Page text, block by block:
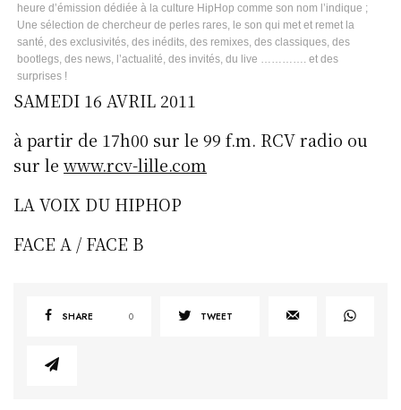
heure d’émission dédiée à la culture HipHop comme son nom l’indique ;
Une sélection de chercheur de perles rares, le son qui met et remet la
santé, des exclusivités, des inédits, des remixes, des classiques, des
bootlegs, des news, l’actualité, des invités, du live …………. et des
surprises !
SAMEDI 16 AVRIL 2011
à partir de 17h00 sur le 99 f.m. RCV radio ou
sur lewww.rcv-lille.com
LA VOIX DU HIPHOP
FACE A / FACE B
SHARE 0 TWEET